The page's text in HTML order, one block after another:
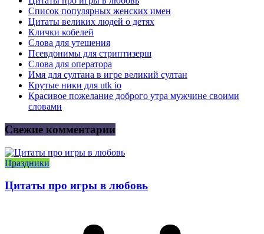
Список популярных женских имен
Цитаты великих людей о детях
Клички кобелей
Слова для утешения
Псевдонимы для стриптизерш
Слова для оператора
Имя для султана в игре великий султан
Крутые ники для utk io
Красивое пожелание доброго утра мужчине своими
словами
Свежие комментарии
Праздники
Цитаты про игры в любовь